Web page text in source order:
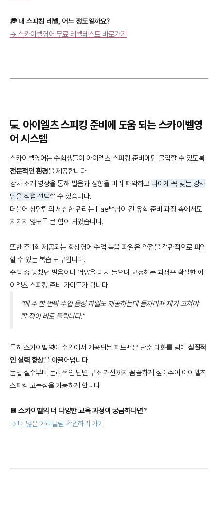
💭 내 스피킹 레벨, 어느 정도일까요?
→ 스카이벨영어 무료 레벨테스트 바로가기
💻 아이엘츠 스피킹 준비에 도움 되는 스카이벨영
어 시스템
스카이벨영어는 수험생들이 아이엘츠 스피킹 준비에만 몰입할 수 있도록
전문적인 환경을 제공합니다.
강사 소개 영상을 통해 발음과 성향을 미리 파악하고 나에게 꼭 맞는 강사
님을 직접 선택할 수 있습니다.
더불어 상담팀의 세심한 관리는 Hae**님이 긴 유학 준비 과정 속에서도
지치지 않도록 큰 힘이 되었습니다.
또한 주 1회 제공되는 화상영어 수업 녹음 파일은 약점을 객관적으로 파악
할 수 있는 복습 도구입니다.
수업 중 놓쳤던 발음이나 억양을 다시 들으며 교정하는 과정은 확실한 아
이엘츠 스피킹 준비 가이드가 됩니다.
"매 주 한 번씩 수업 음성 파일도 제공하는데 듣자마자 제가 고쳐야
할 점이 바로 들립니다."
특히 스카이벨영어 수업에서 제공되는 피드백은 단순 대화를 넘어실질적
인 실력 향상을 이끌어냅니다.
문법 실수부터 논리적인 답변 구조 개선까지 꼼꼼하게 짚어주어 아이엘츠
스피킹 고득점을 가능하게 합니다.
📔 스카이벨의 더 다양한 교육 과정이 궁금하다면?
→ 더 많은 커리큘럼 확인하러 가기